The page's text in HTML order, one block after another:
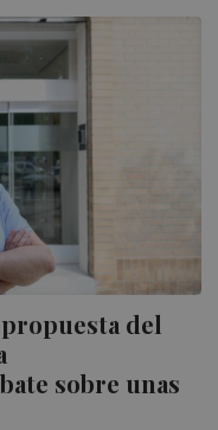
del
sobre unas